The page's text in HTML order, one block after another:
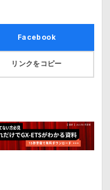
Facebook
リンクをコピー